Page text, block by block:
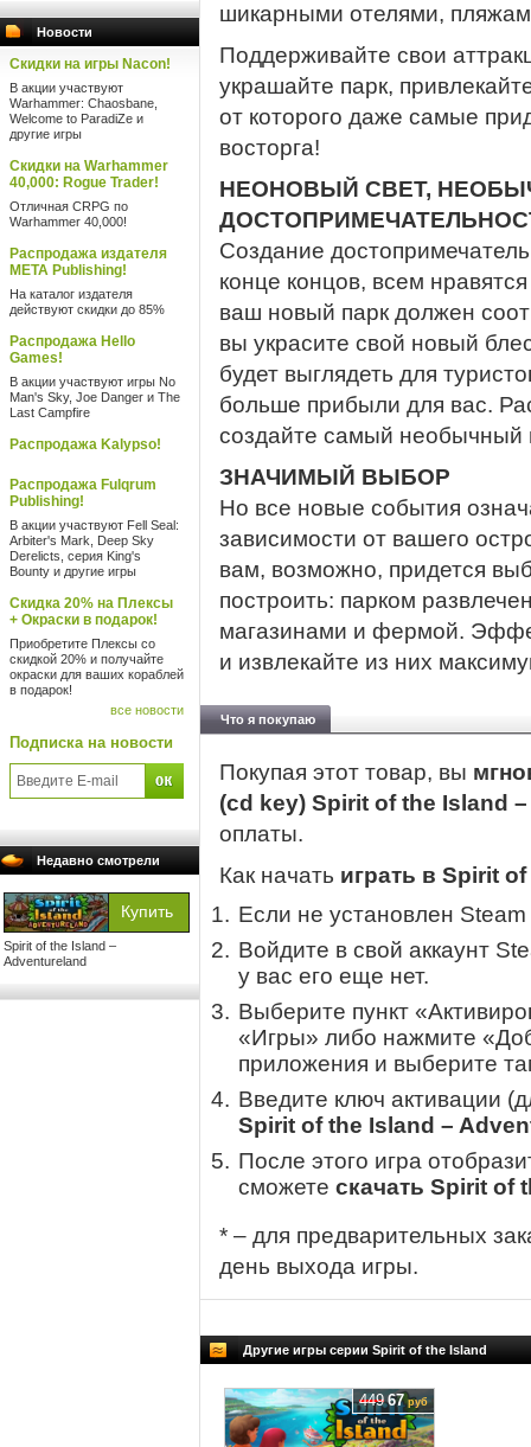
Новости
Скидки на игры Nacon!
В акции участвуют
Warhammer: Chaosbane,
Welcome to ParadiZe и
другие игры
Скидки на Warhammer
40,000: Rogue Trader!
Отличная CRPG по
Warhammer 40,000!
Распродажа издателя
META Publishing!
На каталог издателя
действуют скидки до 85%
Распродажа Hello
Games!
В акции участвуют игры No
Man's Sky, Joe Danger и The
Last Campfire
Распродажа Kalypso!
Распродажа Fulqrum
Publishing!
В акции участвуют Fell Seal:
Arbiter's Mark, Deep Sky
Derelicts, серия King's
Bounty и другие игры
Скидка 20% на Плексы
+ Окраски в подарок!
Приобретите Плексы со
скидкой 20% и получайте
окраски для ваших кораблей
в подарок!
все новости
Подписка на новости
Недавно смотрели
Spirit of the Island –
Adventureland
шикарными отелями,
Поддерживайте свои
украшайте парк,
от которого даже самые
восторга!
НЕОНОВЫЙ СВЕТ,
Создание
конце концов, всем
ваш новый парк должен
вы украсите свой новый
будет выглядеть для
больше прибыли для вас.
создайте самый необычный
ЗНАЧИМЫЙ ВЫБОР
Но все новые события
зависимости от вашего
вам, возможно, придется
построить: парком
магазинами и фермой.
и извлекайте из них
Что я покупаю
Покупая этот товар, вы
(cd key) Spirit of the Island
оплаты.
Как начать играть в Spirit
Если не установлен
Войдите в свой аккаунт
у вас его еще нет.
Выберите пункт
«Игры» либо нажмите
приложения и выберите
Введите ключ активации
Spirit of the Island –
После этого игра
сможете скачать Spirit of
* – для предварительных
день выхода игры.
Другие игры серии Spirit of the Island
449 67руб